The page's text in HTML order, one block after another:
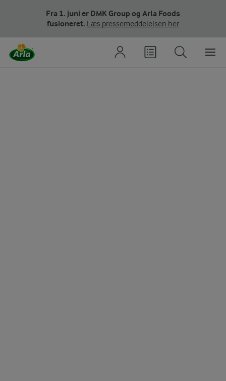
Fra 1. juni er DMK Group og Arla Foods
fusioneret. Læs pressemeddelelsen her